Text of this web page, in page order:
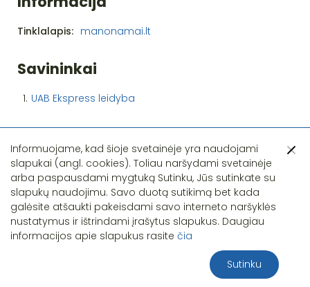
Tinklalapis: manonamai.lt
Savininkai
1. UAB Ekspress leidyba
Pastebėjote klaidą?
Informuojame, kad šioje svetainėje yra naudojami
slapukai (angl. cookies). Toliau naršydami svetainėje
arba paspausdami mygtuką Sutinku, Jūs sutinkate su
slapukų naudojimu. Savo duotą sutikimą bet kada
galėsite atšaukti pakeisdami savo interneto naršyklės
nustatymus ir ištrindami įrašytus slapukus. Daugiau
informacijos apie slapukus rasite čia
Sutinku